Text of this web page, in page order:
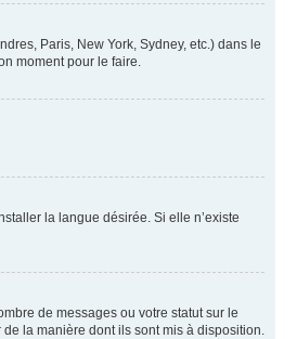
Paris, New York, Sydney, etc.) dans le
moment pour le faire.
la langue désirée. Si elle n’existe
de messages ou votre statut sur le
la manière dont ils sont mis à disposition.